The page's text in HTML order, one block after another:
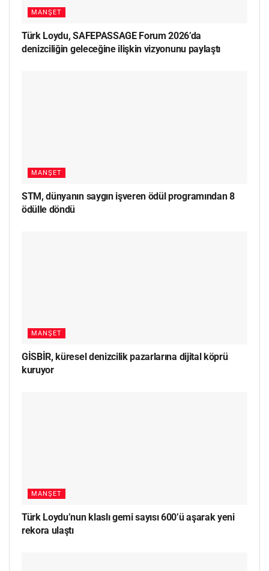
MANŞET
Türk Loydu, SAFEPASSAGE Forum 2026’da
denizciliğin geleceğine ilişkin vizyonunu paylaştı
MANŞET
STM, dünyanın saygın işveren ödül programından 8
ödülle döndü
MANŞET
GİSBİR, küresel denizcilik pazarlarına dijital köprü
kuruyor
MANŞET
Türk Loydu’nun klaslı gemi sayısı 600’ü aşarak yeni
rekora ulaştı